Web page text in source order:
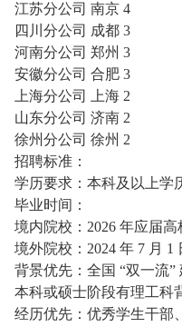
江苏分公司 南京 4
四川分公司 成都 3
河南分公司 郑州 3
安徽分公司 合肥 3
上海分公司 上海 2
山东分公司 济南 2
徐州分公司 徐州 2
招聘标准：
学历要求：本科及以上学
毕业时间：
境内院校：2026 年应届
境外院校：2024 年 7 月 1
背景优先：全国 “双一流
本科或硕士阶段有理工科
经历优先：优秀学生干部